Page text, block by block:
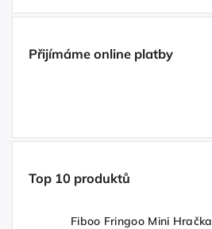
Přijímáme online platby
Top 10 produktů
Fiboo Fringoo Mini Hračka